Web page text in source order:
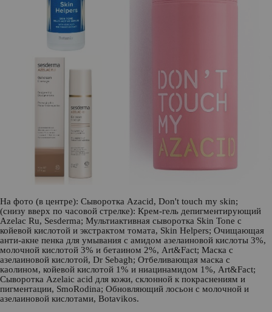
На фото (в центре): Сыворотка Azacid, Don't touch my skin;
(снизу вверх по часовой стрелке): Крем-гель депигментирующий
Azelac Ru, Sesderma; Мультиактивная сыворотка Skin Tone с
койевой кислотой и экстрактом томата, Skin Helpers; Очищающая
анти-акне пенка для умывания с амидом азелаиновой кислоты 3%,
молочной кислотой 3% и бетаином 2%, Art&Fact; Маска с
азелаиновой кислотой, Dr Sebagh; Отбеливающая маска с
каолином, койевой кислотой 1% и ниацинамидом 1%, Art&Fact;
Сыворотка Azelaic acid для кожи, склонной к покраснениям и
пигментации, SmoRodina; Обновляющий лосьон с молочной и
азелаиновой кислотами, Botavikos.